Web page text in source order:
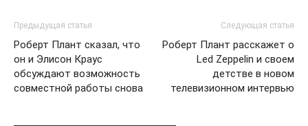
Предыдущая статья
Роберт Плант сказал, что
он и Элисон Краус
обсуждают возможность
совместной работы снова
Следующая статья
Роберт Плант расскажет о
Led Zeppelin и своем
детстве в новом
телевизионном интервью